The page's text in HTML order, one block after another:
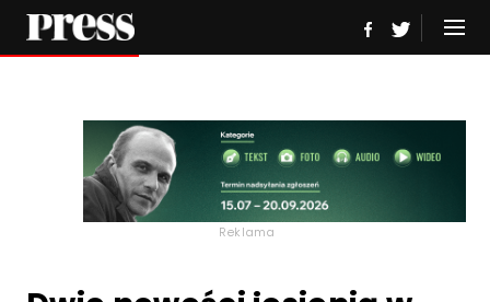
Reklama